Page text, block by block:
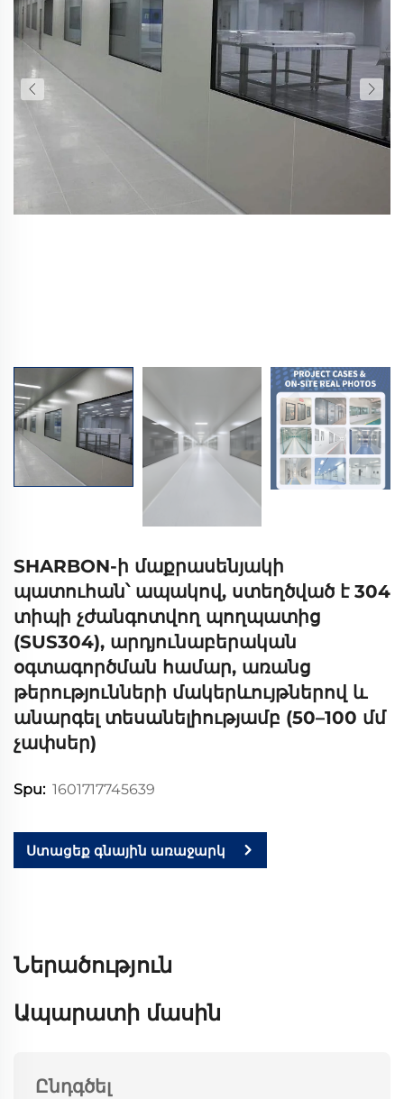
SHARBON-ի մաքրասենյակի
պատուհան՝ ապակով, ստեղծված է 304
տիպի չժանգոտվող պողպատից
(SUS304), արդյունաբերական
օգտագործման համար, առանց
թերությունների մակերևույթներով և
անարգել տեսանելիությամբ (50–100 մմ
չափսեր)
Spu: 1601717745639
Ստացեք գնային առաջարկ
Ներածություն
Ապարատի մասին
Ընդգծել